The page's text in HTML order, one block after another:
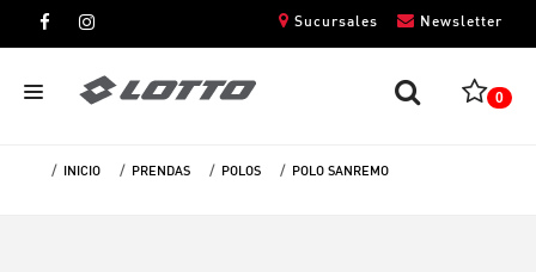
Newsletter
Sucursales
0
INICIO PRENDAS POLOS POLO SANREMO